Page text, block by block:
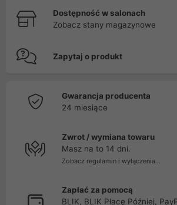
Dostępność w salonach
Zobacz stany magazynowe
Zapytaj o produkt
Gwarancja producenta
24 miesiące
Zwrot / wymiana towaru
Masz na to 14 dni.
Zobacz regulamin i wyłączenia...
Zapłać za pomocą
BLIK, BLIK Płacę Później,